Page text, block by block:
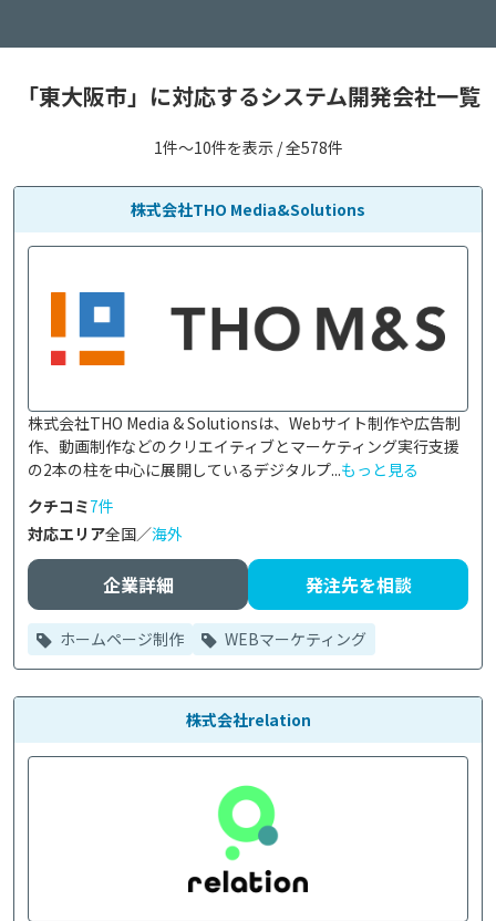
「東大阪市」に対応するシステム開発会社一覧
1件〜10件を表示 / 全578件
株式会社THO Media&Solutions
株式会社THO Media & Solutionsは、Webサイト制作や広告制
作、動画制作などのクリエイティブとマーケティング実行支援
の2本の柱を中心に展開しているデジタルプ...もっと見る
クチコミ7件
対応エリア全国／海外
企業詳細 発注先を相談
ホームページ制作 WEBマーケティング
株式会社relation